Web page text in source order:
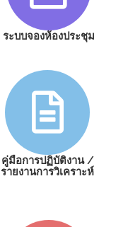
ระบบจองห้องประชุม
คู่มือการปฏิบัติงาน /
รายงานการวิเคราะห์